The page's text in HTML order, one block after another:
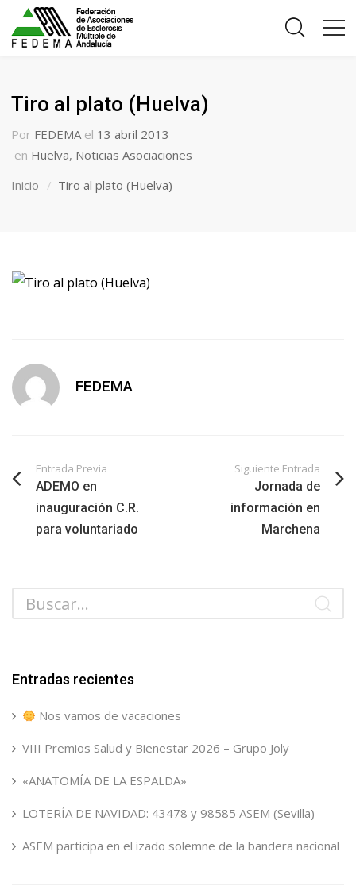
Tiro al plato (Huelva)
Por FEDEMA el 13 abril 2013
en Huelva, Noticias Asociaciones
Inicio
Tiro al plato (Huelva)
FEDEMA
Entrada Previa
ADEMO en
inauguración C.R.
para voluntariado
Siguiente Entrada
Jornada de
información en
Marchena
Entradas recientes
Nos vamos de vacaciones
VIII Premios Salud y Bienestar 2026 – Grupo Joly
«ANATOMÍA DE LA ESPALDA»
LOTERÍA DE NAVIDAD: 43478 y 98585 ASEM (Sevilla)
ASEM participa en el izado solemne de la bandera nacional